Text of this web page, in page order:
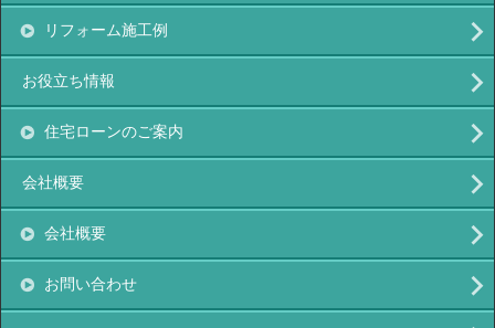
リフォーム施工例
お役立ち情報
住宅ローンのご案内
会社概要
会社概要
お問い合わせ